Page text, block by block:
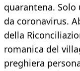
quarantena.
da coronavirus.
della
romanica del
preghiera